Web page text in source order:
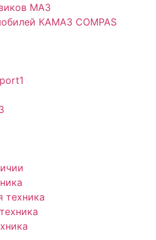
МАЗ
КАМАЗ COMPAS
техника